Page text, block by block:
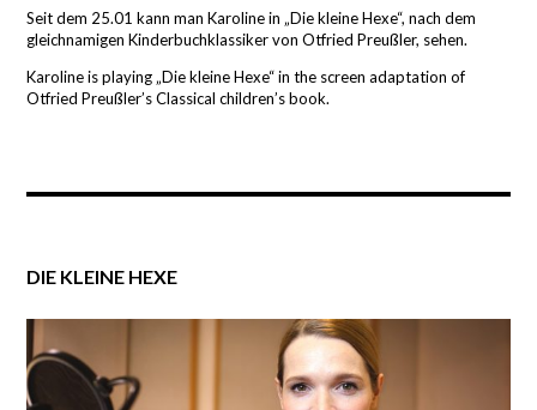
Seit dem 25.01 kann man Karoline in „Die kleine Hexe“, nach dem
gleichnamigen Kinderbuchklassiker von Otfried Preußler, sehen.
Karoline is playing „Die kleine Hexe“ in the screen adaptation of
Otfried Preußler’s Classical children’s book.
DIE KLEINE HEXE